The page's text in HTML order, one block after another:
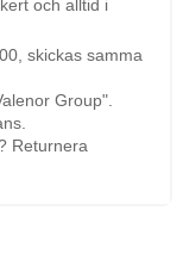
och alltid i
skickas samma
Group".
Returnera